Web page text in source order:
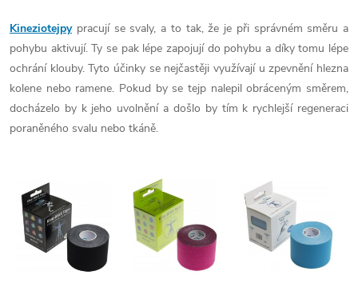
Kineziotejpypracují se svaly, a to tak, že je při správném směru a
pohybu aktivují. Ty se pak lépe zapojují do pohybu a díky tomu lépe
ochrání klouby. Tyto účinky se nejčastěji využívají u zpevnění hlezna
kolene nebo ramene. Pokud by se tejp nalepil obráceným směrem,
docházelo by k jeho uvolnění a došlo by tím k rychlejší regeneraci
poraněného svalu nebo tkáně.